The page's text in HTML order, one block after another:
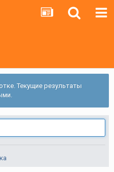
Текущие результаты